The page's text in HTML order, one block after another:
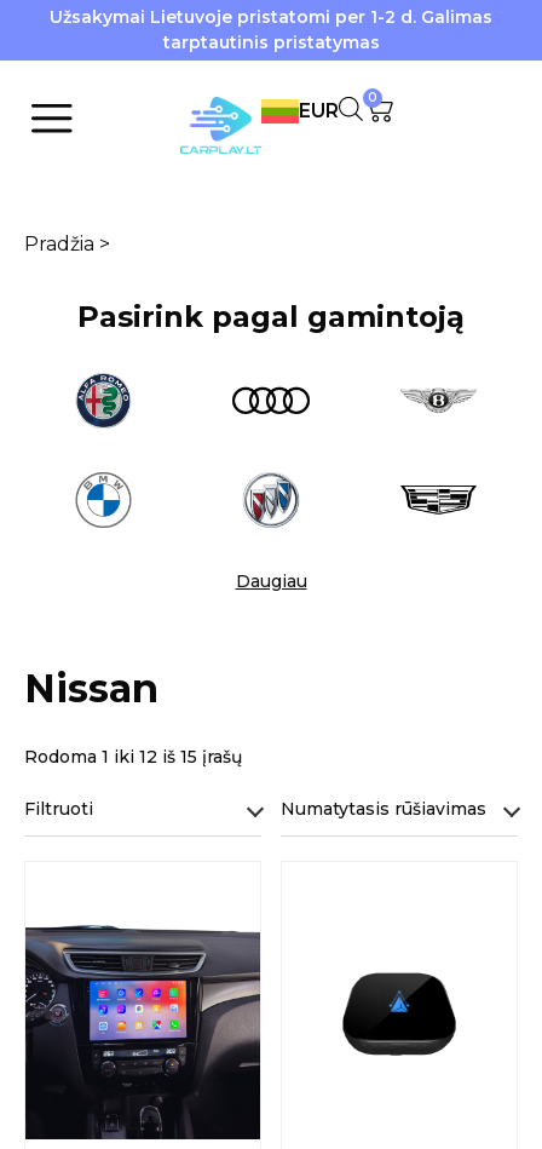
Užsakymai Lietuvoje pristatomi per 1-2 d. Galimas
tarptautinis pristatymas
EUR
0
Pradžia >
Pasirink pagal gamintoją
Daugiau
Nissan
Rodoma 1 iki 12 iš 15 įrašų
Filtruoti Numatytasis rūšiavimas